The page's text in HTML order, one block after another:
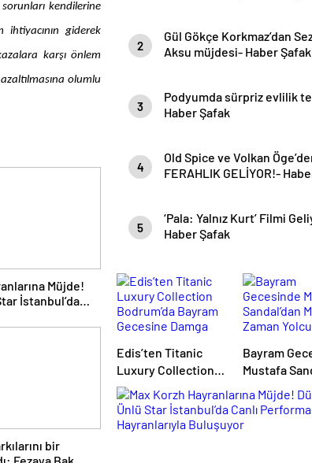
kendilerine
giderek
karşı önlem
olumlu
Müjde!
İstanbul’da
bir
2
Gül Gökçe Korkmaz’dan
Aksu müjdesi- Haber Şafak
3
Podyumda sürpriz evlilik
Haber Şafak
4
Old Spice ve Volkan
FERAHLIK GELİYOR!-
5
‘Pala: Yalnız Kurt’ Filmi
Haber Şafak
Edis’ten Titanic
Luxury Collection
Bodrum’da Bayram
Gecesine Damga
Vuran Performans
Bayram
Mustafa
Müzikal
Yolculuğu